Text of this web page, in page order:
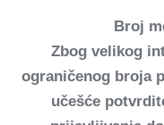
Broj
Zbog velikog
ograničenog broja
učešće